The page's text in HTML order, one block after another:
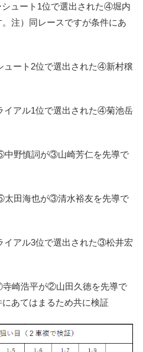
ート1位で選出された④堀内
注）同レースですが条件にあ
ート2位で選出された④新村穣
アル1位で選出された④菊池岳
野慎詞が③山崎芳仁を先導で
田海也が③清水裕友を先導で
アル3位で選出された③松井宏
崎浩平が②山田久徳を先導で
あてはまるため共に検証